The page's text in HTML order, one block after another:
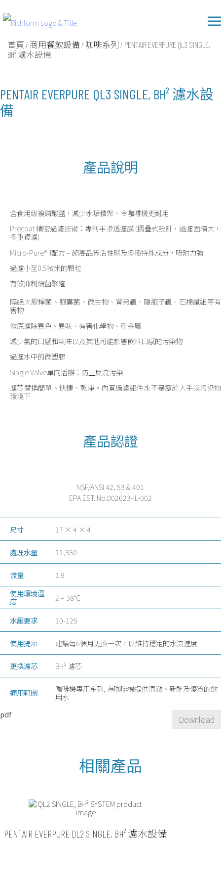
to
content
首頁 / 商用餐飲設備 / 咖啡系列 / PENTAIR EVERPURE QL3 SINGLE,
BH² 濾水設備
PENTAIR EVERPURE QL3 SINGLE, BH² 濾水設
備
產品說明
含食用級複磷酸鹽，減少水垢積聚，令咖啡機更耐用
Precoat 精密過濾技術：專利半滲透濾膜 (摺疊式設計，過濾面積大，
多重複濾)
Micro-Pure® II配方 – 超高品質活性碳及多種特殊成分，吸附力強
過濾小至0.5微米的顆粒
有效抑制細菌繁殖
隔絕大腸桿菌、胞囊菌、微生物、賈弟蟲、隱胞子蟲、石棉纖維等有
害物
徹底濾除異色、異味、有害化學物、重金屬
減少氯的口感和氣味以及其他可能影響飲料口感的污染物
過濾水中的微塑膠
Single Valve單向活瓣：防止反流污染
濾芯替換簡單、快捷、乾淨。內置過濾組件永不暴露於人手或污染物
環境下
產品認證
NSF/ANSI 42, 53 & 401
EPA EST. No.002623-IL-002
尺寸 17 × 4 × 4
處理水量 11,350
流量
1.9
使用環境溫
度
2 – 38°C
水壓要求 10-125
使用提示 建議每6個月更換一次，以維持穩定的水流速度
更換濾芯 BH² 濾芯
適用範圍
咖啡機專用系列, 為咖啡機提供清澈、新鮮及優質的飲
用水
pdf
Download
PENTAIR EVERPURE QL2 SINGLE, BH² 濾水設備